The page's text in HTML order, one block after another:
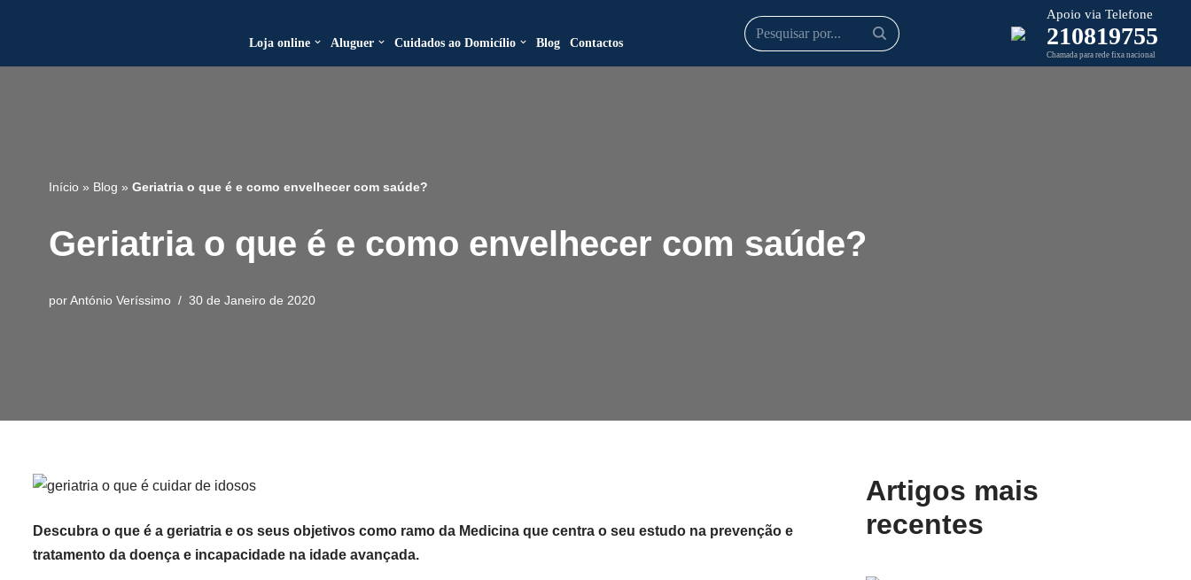
Loja online Aluguer Cuidados ao Domicílio Blog Contactos
Apoio via Telefone
210819755
Chamada para rede fixa nacional
Início » Blog » Geriatria o que é e como envelhecer com saúde?
Geriatria o que é e como envelhecer com saúde?
porAntónio Veríssimo 30 de Janeiro de 2020
Descubra o que é a geriatria e os seus objetivos como ramo da Medicina que centra o seu estudo na prevenção e
tratamento da doença e incapacidade na idade avançada.
Artigos mais
recentes